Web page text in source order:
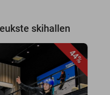
skihallen
44%